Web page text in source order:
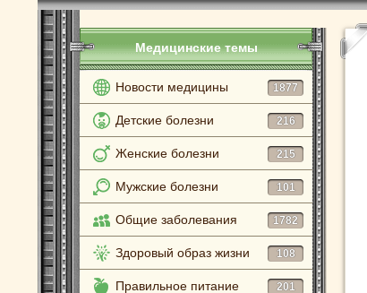
Медицинские темы
Новости медицины 1877
Детские болезни 216
Женские болезни 215
Мужские болезни 101
Общие заболевания 1782
Здоровый образ жизни 108
Правильное питание 201